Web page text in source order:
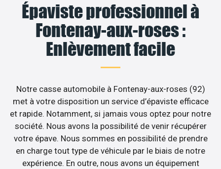
Épaviste professionnel à
Fontenay-aux-roses :
Enlèvement facile
Notre casse automobile à Fontenay-aux-roses (92)
met à votre disposition un service d’épaviste efficace
et rapide. Notamment, si jamais vous optez pour notre
société. Nous avons la possibilité de venir récupérer
votre épave. Nous sommes en possibilité de prendre
en charge tout type de véhicule par le biais de notre
expérience. En outre, nous avons un équipement